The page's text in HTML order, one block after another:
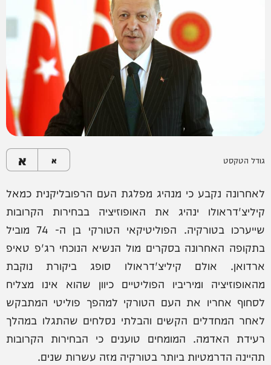
גודל הטקסט א א
לאחרונה נקבע כי מנהיג מפלגת העם הרפובליקנית כמאל
קיליצ'דראולו ינהיג את האופוזיציה בבחירות הקרובות
שייערכו בטורקיה. הפוליטיקאי הטורקי בן ה- 74 מוביל
בתקופה האחרונה בסקרים מול הנשיא הנוכחי רג'פ טאיפ
ארדואן. אולם קיליצ'דראולו סופג ביקורת נוקבת
מהאופוזיציה ומיריביו הפוליטיים כיוון שהוא אינו מצליח
לסחוף אחריו את העם הטורקי למהפך פוליטי המתבקש
לאחר המחדלים הקשים והבלתי נסלחים שהתגלו במהלך
רעידת האדמה. המומחים טוענים כי הבחירות הקרובות
תהיינה הדרמטיות ביותר בטורקיה מזה עשרות שנים.